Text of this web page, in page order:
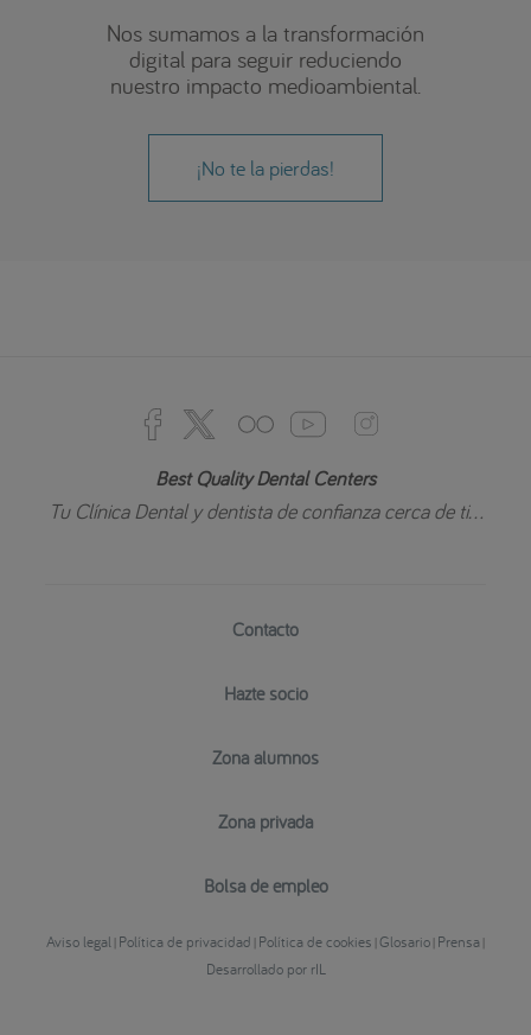
Nos sumamos a la transformación
digital para seguir reduciendo
nuestro impacto medioambiental.
¡No te la pierdas!
Best Quality Dental Centers
Tu Clínica Dental y dentista de confianza cerca de ti...
Contacto
Hazte socio
Zona alumnos
Zona privada
Bolsa de empleo
Aviso legal | Política de privacidad | Política de cookies |Glosario | Prensa |
Desarrollado por rIL